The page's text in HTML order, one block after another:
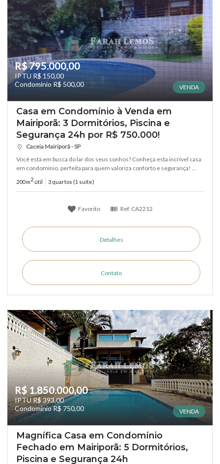
R$ 795.000,00
IPTU R$ 150,00
Condomínio R$ 500,00
VENDA
Casa em Condomínio à Venda em
Mairiporã: 3 Dormitórios, Piscina e
Segurança 24h por R$ 750.000!
Caceia Mairiporã - SP
Você está em busca do lar dos seus sonhos? Conheça esta incrível casa
em condomínio, perfeita para quem valoriza conforto e segurança! ...
200 m2 útil 3 quartos (1 suíte)
Favorito Ref. CA2212
Detalhes
Contato
R$ 1.850.000,00
IPTU R$ 393,00
Condomínio R$ 750,00
VENDA
Magnífica Casa em Condomínio
Fechado em Mairiporã: 5 Dormitórios,
Piscina e Segurança 24h